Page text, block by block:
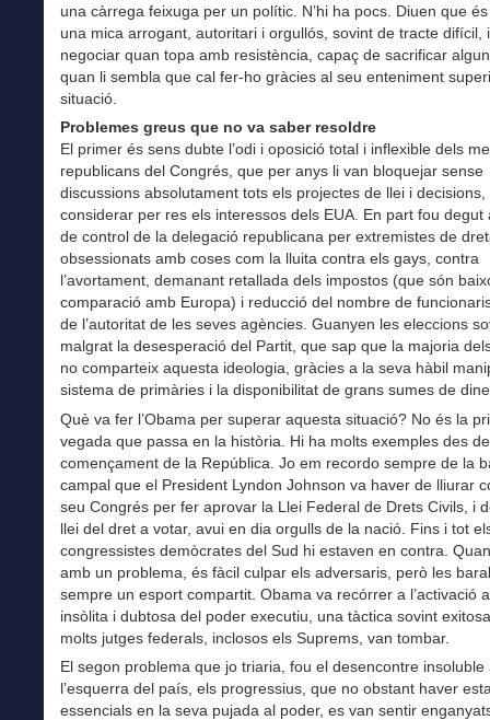
una càrrega feixuga per un polític. N’hi ha pocs. Diuen que
una mica arrogant, autoritari i orgullós, sovint de tracte difícil,
negociar quan topa amb resistència, capaç de sacrificar
quan li sembla que cal fer-ho gràcies al seu enteniment
situació.
Problemes greus que no va saber resoldre
El primer és sens dubte l’odi i oposició total i inflexible dels
republicans del Congrés, que per anys li van bloquejar sense
discussions absolutament tots els projectes de llei i decisions,
considerar per res els interessos dels EUA. En part fou degut
de control de la delegació republicana per extremistes de
obsessionats amb coses com la lluita contra els gays, contra
l’avortament, demanant retallada dels impostos (que són
comparació amb Europa) i reducció del nombre de
de l’autoritat de les seves agències. Guanyen les eleccions
malgrat la desesperació del Partit, que sap que la majoria
no comparteix aquesta ideologia, gràcies a la seva hàbil
sistema de primàries i la disponibilitat de grans sumes de
Què va fer l’Obama per superar aquesta situació? No és la
vegada que passa en la història. Hi ha molts exemples des
començament de la República. Jo em recordo sempre de la
campal que el President Lyndon Johnson va haver de lliurar
seu Congrés per fer aprovar la Llei Federal de Drets Civils, i
llei del dret a votar, avui en dia orgulls de la nació. Fins i tot
congressistes demòcrates del Sud hi estaven en contra.
amb un problema, és fàcil culpar els adversaris, però les
sempre un esport compartit. Obama va recórrer a l’activació
insòlita i dubtosa del poder executiu, una tàctica sovint
molts jutges federals, inclosos els Suprems, van tombar.
El segon problema que jo triaria, fou el desencontre insoluble
l’esquerra del país, els progressius, que no obstant haver
essencials en la seva pujada al poder, es van sentir